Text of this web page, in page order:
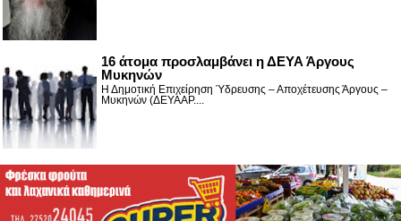
16 άτομα προσλαμβάνει η ΔΕΥΑ Άργους
Μυκηνών
Η Δημοτική Επιχείρηση Ύδρευσης – Αποχέτευσης Άργους –
Μυκηνών (ΔΕΥΑΑΡ....